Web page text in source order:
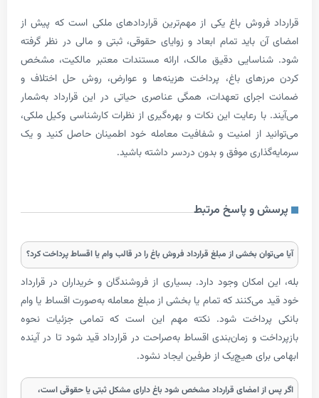
فروش باغ یکی از مهم‌ترین قراردادهای ملکی است که پیش از
باید تمام ابعاد و زوایای حقوقی، ثبتی و مالی در نظر گرفته
دقیق مالک، ارائه مستندات معتبر مالکیت، مشخص
باغ، پرداخت هزینه‌ها و عوارض، روش حل اختلاف و
تعهدات، همگی عناصری حیاتی در این قرارداد به‌شمار
رعایت این نکات و بهره‌گیری از نظرات کارشناسی وکیل ملکی،
از امنیت و شفافیت معامله خود اطمینان حاصل کنید و یک
موفق و بدون دردسر داشته باشید.
و پاسخ مرتبط
بخشی از مبلغ قرارداد فروش باغ را در قالب وام یا اقساط پرداخت کرد؟
وجود دارد. بسیاری از فروشندگان و خریداران در قرارداد
که تمام یا بخشی از مبلغ معامله به‌صورت اقساط یا وام
شود. نکته مهم این است که تمامی جزئیات نحوه
و زمان‌بندی اقساط به‌صراحت در قرارداد قید شود تا در آینده
هیچ‌یک از طرفین ایجاد نشود.
امضای قرارداد مشخص شود باغ دارای مشکل ثبتی یا حقوقی است،